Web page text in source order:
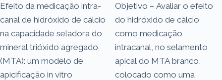
Efeito da medicação intra-
canal de hidróxido de cálcio
na capacidade seladora do
mineral trióxido agregado
(MTA): um modelo de
apicificação in vitro
Objetivo – Avaliar o efeito
do hidróxido de cálcio
como medicação
intracanal, no selamento
apical do MTA branco,
colocado como uma